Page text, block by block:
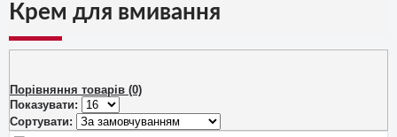
Крем для вмивання
Порівняння товарів (0)
Показувати:
Сортувати: